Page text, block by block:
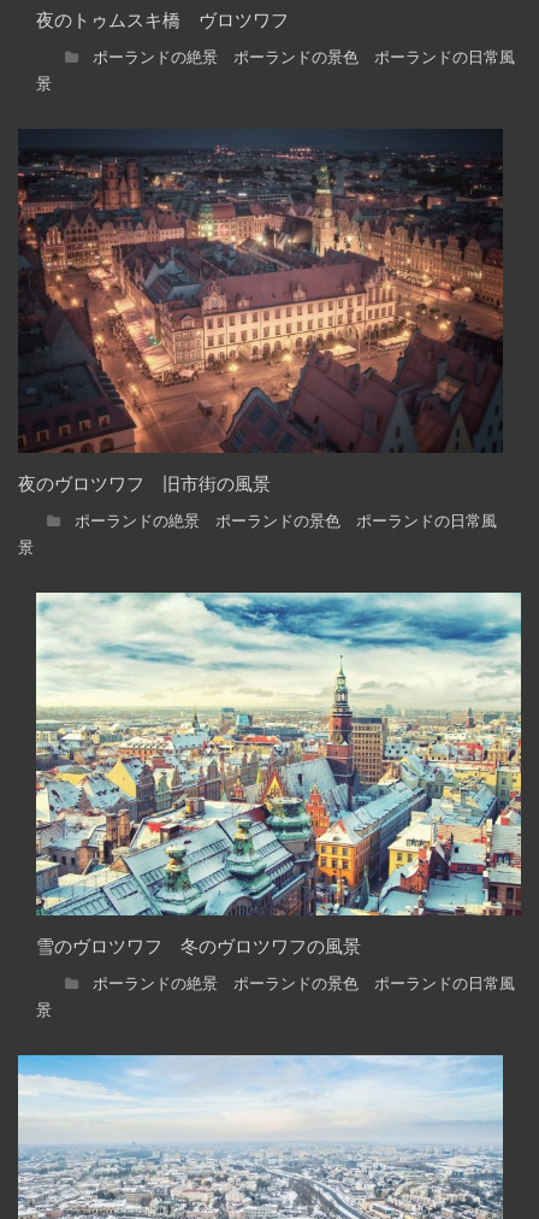
夜のトゥムスキ橋 ヴロツワフ
ポーランドの絶景 ポーランドの景色 ポーランドの日常風
景
夜のヴロツワフ 旧市街の風景
ポーランドの絶景 ポーランドの景色 ポーランドの日常風
景
雪のヴロツワフ 冬のヴロツワフの風景
ポーランドの絶景 ポーランドの景色 ポーランドの日常風
景